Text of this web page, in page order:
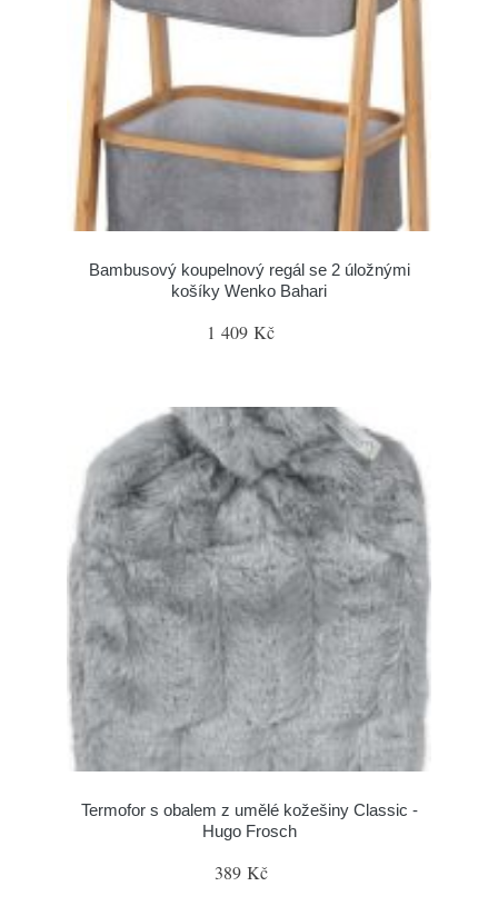
Bambusový koupelnový regál se 2 úložnými
košíky Wenko Bahari
1 409 Kč
Termofor s obalem z umělé kožešiny Classic -
Hugo Frosch
389 Kč